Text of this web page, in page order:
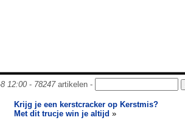
12:00- 78247artikelen -
Krijg je een kerstcracker op Kerstmis?
Met dit trucje win je altijd »